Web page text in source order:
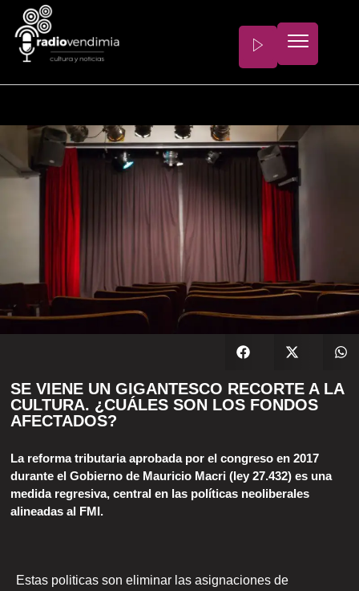
SE VIENE UN GIGANTESCO RECORTE A LA
CULTURA. ¿CUÁLES SON LOS FONDOS
AFECTADOS?
La reforma tributaria aprobada por el congreso en 2017
durante el Gobierno de Mauricio Macri (ley 27.432) es una
medida regresiva, central en las políticas neoliberales
alineadas al FMI.
Estas politicas son eliminar las asignaciones de